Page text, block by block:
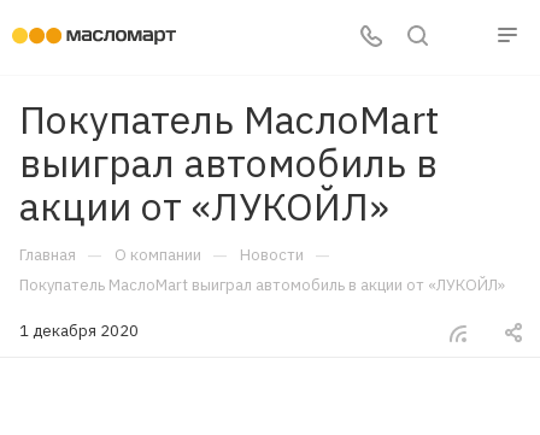
Покупатель МаслоMart
выиграл автомобиль в
акции от «ЛУКОЙЛ»
Главная — О компании — Новости —
Покупатель МаслоMart выиграл автомобиль в акции от «ЛУКОЙЛ»
1 декабря 2020